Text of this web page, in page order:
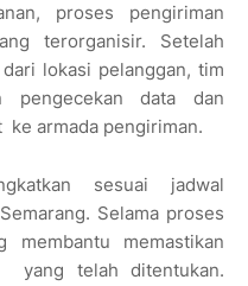
proses pengiriman
terorganisir. Setelah
lokasi pelanggan, tim
pengecekan data dan
ke armada pengiriman.
sesuai jadwal
Selama proses
membantu memastikan
yang telah ditentukan.